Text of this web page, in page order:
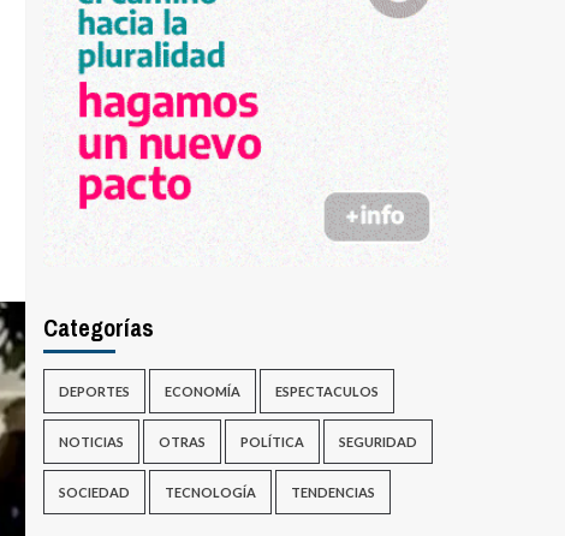
Categorías
DEPORTES ECONOMÍA ESPECTACULOS
NOTICIAS OTRAS POLÍTICA SEGURIDAD
SOCIEDAD TECNOLOGÍA TENDENCIAS